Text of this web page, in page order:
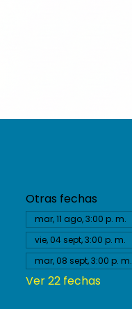
Otras fechas
mar, 11 ago, 3:00 p. m.
vie, 04 sept, 3:00 p. m.
mar, 08 sept, 3:00 p. m.
Ver 22 fechas